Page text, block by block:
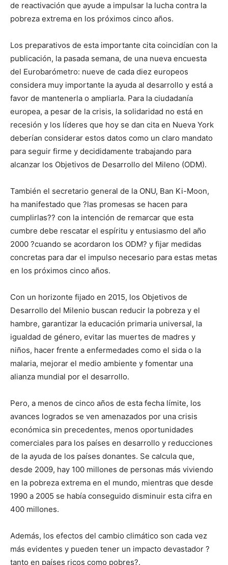
de reactivación que ayude a impulsar la lucha contra la
pobreza extrema en los próximos cinco años.
Los preparativos de esta importante cita coincidían con la
publicación, la pasada semana, de una nueva encuesta
del Eurobarómetro: nueve de cada diez europeos
considera muy importante la ayuda al desarrollo y está a
favor de mantenerla o ampliarla. Para la ciudadanía
europea, a pesar de la crisis, la solidaridad no está en
recesión y los líderes que hoy se dan cita en Nueva York
deberían considerar estos datos como un claro mandato
para seguir firme y decididamente trabajando para
alcanzar los Objetivos de Desarrollo del Mileno (ODM).
También el secretario general de la ONU, Ban Ki-Moon,
ha manifestado que ?las promesas se hacen para
cumplirlas?? con la intención de remarcar que esta
cumbre debe rescatar el espíritu y entusiasmo del año
2000 ?cuando se acordaron los ODM? y fijar medidas
concretas para dar el impulso necesario para estas metas
en los próximos cinco años.
Con un horizonte fijado en 2015, los Objetivos de
Desarrollo del Milenio buscan reducir la pobreza y el
hambre, garantizar la educación primaria universal, la
igualdad de género, evitar las muertes de madres y
niños, hacer frente a enfermedades como el sida o la
malaria, mejorar el medio ambiente y fomentar una
alianza mundial por el desarrollo.
Pero, a menos de cinco años de esta fecha límite, los
avances logrados se ven amenazados por una crisis
económica sin precedentes, menos oportunidades
comerciales para los países en desarrollo y reducciones
de la ayuda de los países donantes. Se calcula que,
desde 2009, hay 100 millones de personas más viviendo
en la pobreza extrema en el mundo, mientras que desde
1990 a 2005 se había conseguido disminuir esta cifra en
400 millones.
Además, los efectos del cambio climático son cada vez
más evidentes y pueden tener un impacto devastador ?
tanto en países ricos como pobres?.